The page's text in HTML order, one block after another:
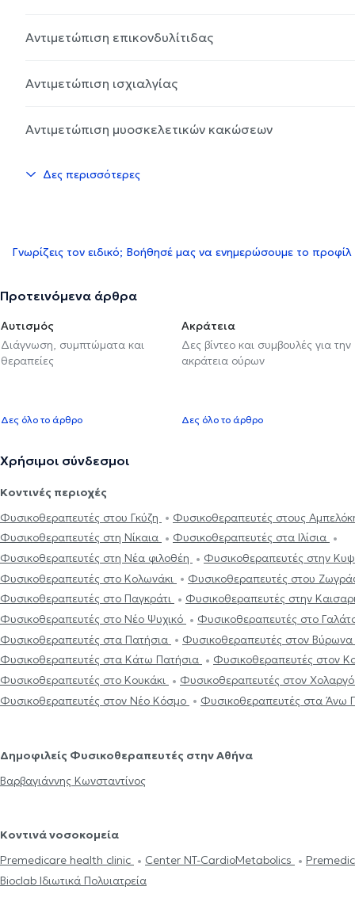
Αντιμετώπιση επικονδυλίτιδας
Αντιμετώπιση ισχιαλγίας
Αντιμετώπιση μυοσκελετικών κακώσεων
Δες περισσότερες
Γνωρίζεις τον ειδικό; Βοήθησέ μας να ενημερώσουμε το προφίλ
Προτεινόμενα άρθρα
Αυτισμός
Διάγνωση, συμπτώματα και
θεραπείες
Δες όλο το άρθρο
Ακράτεια
Δες βίντεο και συμβουλές για την
ακράτεια ούρων
Δες όλο το άρθρο
Χρήσιμοι σύνδεσμοι
Κοντινές περιοχές
Φυσικοθεραπευτές στου Γκύζη
Φυσικοθεραπευτές στους
Φυσικοθεραπευτές στη Νίκαια
Φυσικοθεραπευτές στα Ιλίσια
Φυσικοθεραπευτές στη Νέα φιλοθέη
Φυσικοθεραπευτές στην
Φυσικοθεραπευτές στο Κολωνάκι
Φυσικοθεραπευτές στου
Φυσικοθεραπευτές στο Παγκράτι
Φυσικοθεραπευτές στην
Φυσικοθεραπευτές στο Νέο Ψυχικό
Φυσικοθεραπευτές στο
Φυσικοθεραπευτές στα Πατήσια
Φυσικοθεραπευτές στον Βύρωνα
Φυσικοθεραπευτές στα Κάτω Πατήσια
Φυσικοθεραπευτές στον
Φυσικοθεραπευτές στο Κουκάκι
Φυσικοθεραπευτές στον
Φυσικοθεραπευτές στον Νέο Κόσμο
Φυσικοθεραπευτές στα Άνω
Δημοφιλείς Φυσικοθεραπευτές στην Αθήνα
Βαρβαγιάννης Κωνσταντίνος
Κοντινά νοσοκομεία
Premedicare health clinic
Center NT-CardioMetabolics
Bioclab Ιδιωτικά Πολυιατρεία